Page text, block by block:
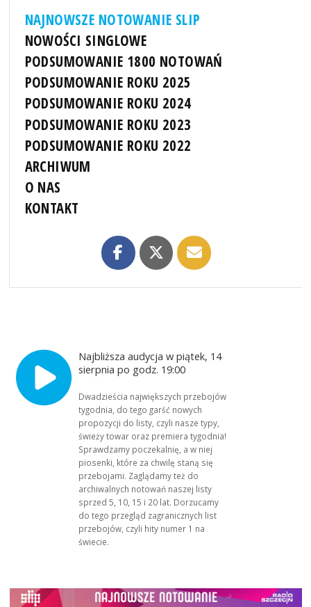
NAJNOWSZE NOTOWANIE SLIP
NOWOŚCI SINGLOWE
PODSUMOWANIE 1800 NOTOWAŃ
PODSUMOWANIE ROKU 2025
PODSUMOWANIE ROKU 2024
PODSUMOWANIE ROKU 2023
PODSUMOWANIE ROKU 2022
ARCHIWUM
O NAS
KONTAKT
Najbliższa audycja w piątek, 14
sierpnia po godz. 19:00
Dwadzieścia największych przebojów
tygodnia, do tego garść nowych
propozycji do listy, czyli nasze typy,
świeży towar oraz premiera tygodnia!
Sprawdzamy poczekalnię, a w niej
piosenki, które za chwilę staną się
przebojami. Zaglądamy też do
archiwalnych notowań naszej listy
sprzed 5, 10, 15 i 20 lat. Dorzucamy
do tego przegląd zagranicznych list
przebojów, czyli hity numer 1 na
świecie.